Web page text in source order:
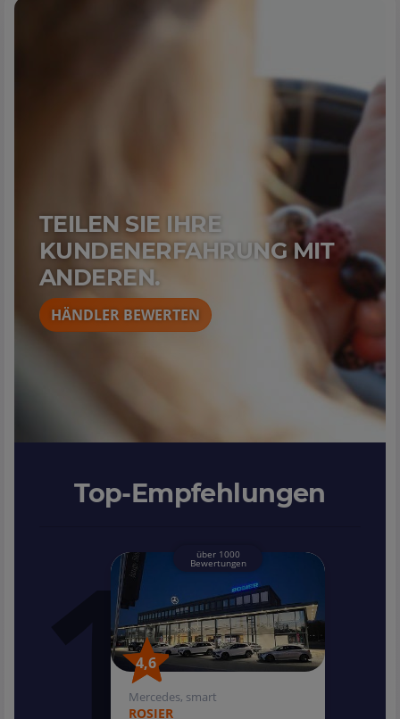
TEILEN SIE IHRE
KUNDENERFAHRUNG MIT
ANDEREN.
HÄNDLER BEWERTEN
Top-Empfehlungen
4,6
4,6
über 1000
Bewertungen
Mercedes, smart
ROSIER